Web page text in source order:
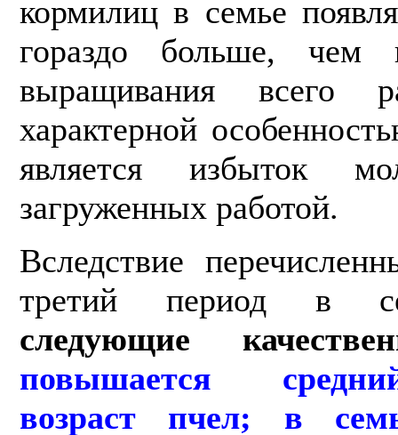
кормилиц в семье
гораздо больше, чем
выращивания всего
характерной
является избыток
загруженных работой.
Вследствие
третий период в
следующие
повышается
возраст пчел; в